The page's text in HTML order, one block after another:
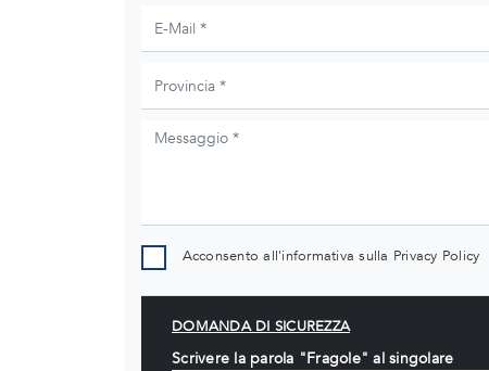
Acconsento all'informativa sulla Privacy Policy
DOMANDA DI SICUREZZA
Scrivere la parola "Fragole" al singolare